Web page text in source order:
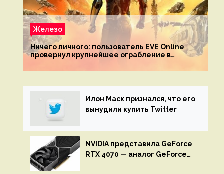
Железо
Ничего личного: пользователь EVE Online
провернул крупнейшее ограбление в
механике
Илон Маск признался, что его
вынудили купить Twitter
NVIDIA представила GeForce
RTX 4070 — аналог GeForce